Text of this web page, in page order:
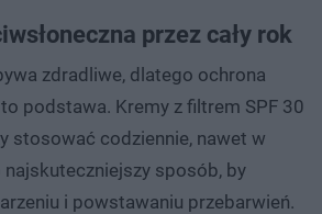
przez cały rok
zdradliwe, dlatego ochrona
podstawa. Kremy z filtrem SPF 30
stosować codziennie, nawet w
najskuteczniejszy sposób, by
i powstawaniu przebarwień.